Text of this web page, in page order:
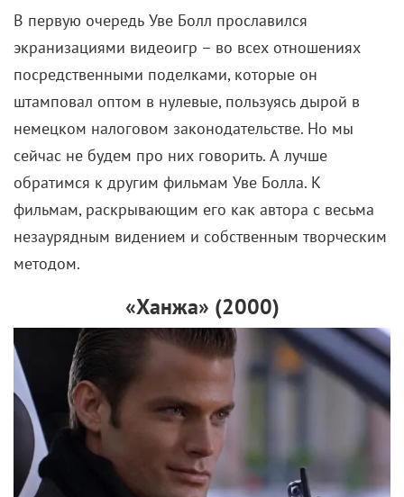
В первую очередь Уве Болл прославился
экранизациями видеоигр – во всех отношениях
посредственными поделками, которые он
штамповал оптом в нулевые, пользуясь дырой в
немецком налоговом законодательстве. Но мы
сейчас не будем про них говорить. А лучше
обратимся к другим фильмам Уве Болла. К
фильмам, раскрывающим его как автора с весьма
незаурядным видением и собственным творческим
методом.
«Ханжа» (2000)